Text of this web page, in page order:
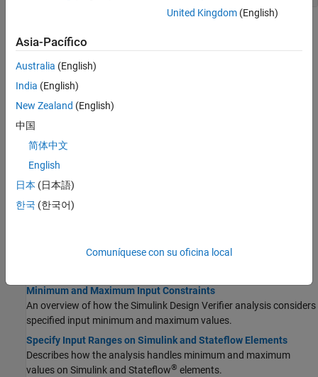
Comenzar aquí
Workflow and techniques for proving model properties.
Prove Properties in a Model
Prove model properties that you specify using a Proof Objective
block.
Use Parameter Table to Find Constraints
analysis.
Specify Signal Ranges
types and the generated code by specifying the minimum and
Minimum and Maximum Input Constraints
An overview of how theSimulink Design Verifier analysis considers
specified input minimum and maximum values.
Specify Input Ranges on Simulink and Stateflow Elements
Describes how the analysis handles minimum and maximum
values on Simulink and Stateflow® elements.
United Kingdom(English)
Asia-Pacífico
Australia (English)
India (English)
New Zealand (English)
中国
简体中文
English
日本 (日本語)
한국 (한국어)
Comuníquese con su oficina local